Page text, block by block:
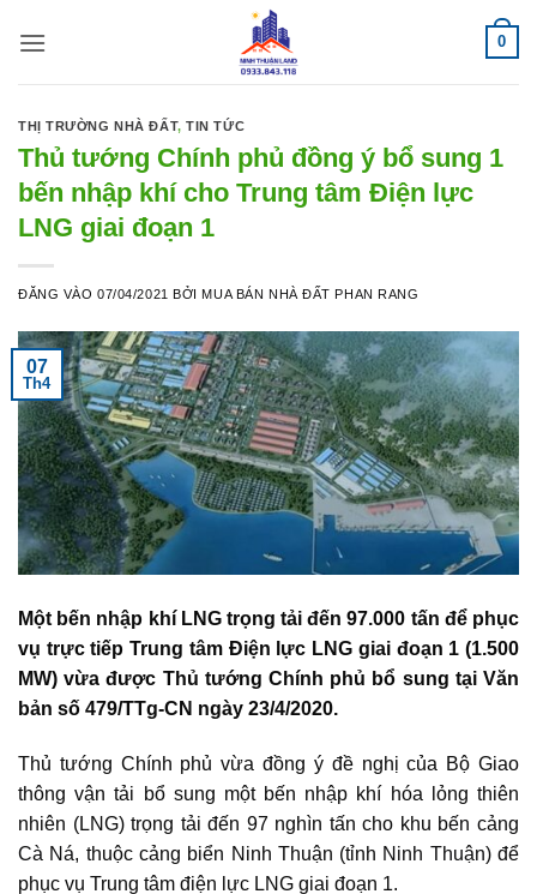
qua
0
THỊ TRƯỜNG NHÀ ĐẤT,TIN TỨC
Thủ tướng Chính phủ đồng ý bổ sung 1
bến nhập khí cho Trung tâm Điện lực
LNG giai đoạn 1
ĐĂNG VÀO07/04/2021 BỞI MUA BÁN NHÀ ĐẤT PHAN RANG
07
Th4
Một bến nhập khí LNG trọng tải đến 97.000 tấn để phục
vụ trực tiếp Trung tâm Điện lực LNG giai đoạn 1 (1.500
MW) vừa được Thủ tướng Chính phủ bổ sung tại Văn
bản số 479/TTg-CN ngày 23/4/2020.
Thủ tướng Chính phủ vừa đồng ý đề nghị của Bộ Giao
thông vận tải bổ sung một bến nhập khí hóa lỏng thiên
nhiên (LNG) trọng tải đến 97 nghìn tấn cho khu bến cảng
Cà Ná, thuộc cảng biển Ninh Thuận (tỉnh Ninh Thuận) để
phục vụ Trung tâm điện lực LNG giai đoạn 1.